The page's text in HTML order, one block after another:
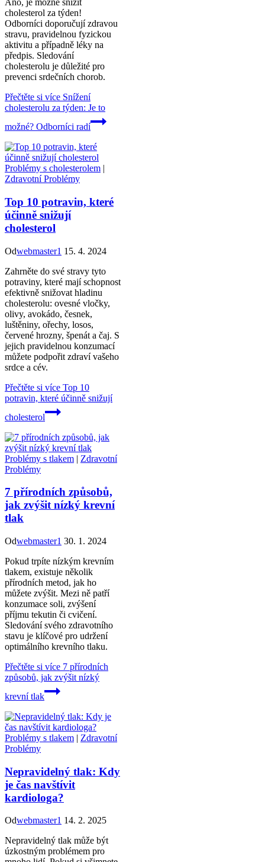
Ano, je možné snížit
cholesterol za týden!
Odborníci doporučují zdravou
stravu, pravidelnou fyzickou
aktivitu a případně léky na
předpis. Sledování
cholesterolu je důležité pro
prevenci srdečních chorob.
Přečtěte si více Snížení
cholesterolu za týden: Je to
možné? Odborníci radí
Problémy s cholesterolem |
Zdravotní Problémy
Top 10 potravin, které
účinně snižují
cholesterol
Odwebmaster1 15. 4. 2024
Zahrněte do své stravy tyto
potraviny, které mají schopnost
efektivně snižovat hladinu
cholesterolu: ovesné vločky,
olivy, avokádo, česnek,
luštěniny, ořechy, losos,
červené hrozny, špenát a čaj. S
jejich pravidelnou konzumací
můžete podpořit zdraví vašeho
srdce a cév.
Přečtěte si více Top 10
potravin, které účinně snižují
cholesterol
Problémy s tlakem | Zdravotní
Problémy
7 přírodních způsobů,
jak zvýšit nízký krevní
tlak
Odwebmaster1 30. 1. 2024
Pokud trpíte nízkým krevním
tlakem, existuje několik
přírodních metod, jak ho
můžete zvýšit. Mezi ně patří
konzumace soli, zvýšení
příjmu tekutin či cvičení.
Sledování svého zdravotního
stavu je klíčové pro udržení
optimálního krevního tlaku.
Přečtěte si více 7 přírodních
způsobů, jak zvýšit nízký
krevní tlak
Problémy s tlakem | Zdravotní
Problémy
Nepravidelný tlak: Kdy
je čas navštívit
kardiologa?
Odwebmaster1 14. 2. 2025
Nepravidelný tlak může být
úzkostným problémem pro